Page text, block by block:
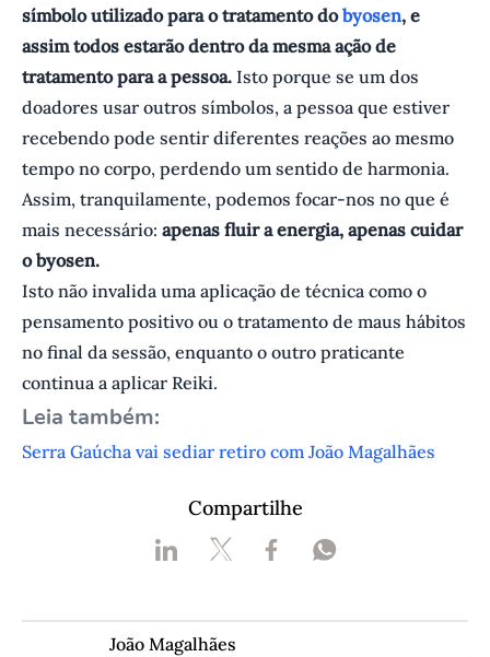
símbolo utilizado para o tratamento dobyosen, e
assim todos estarão dentro da mesma ação de
tratamento para a pessoa. Isto porque se um dos
doadores usar outros símbolos, a pessoa que estiver
recebendo pode sentir diferentes reações ao mesmo
tempo no corpo, perdendo um sentido de harmonia.
Assim, tranquilamente, podemos focar-nos no que é
mais necessário: apenas fluir a energia, apenas cuidar
o byosen.
Isto não invalida uma aplicação de técnica como o
pensamento positivo ou o tratamento de maus hábitos
no final da sessão, enquanto o outro praticante
continua a aplicar Reiki.
L eia também:
Serra Gaúcha vai sediar retiro com João Magalhães
Compartilhe
João Magalhães